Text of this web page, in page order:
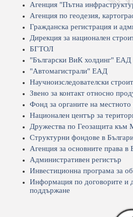
Агенция "Пътна
Агенция по геодезия,
Гражданска регистрация и
Дирекция за национален
БГТОЛ
"Български ВиК холдинг" ЕАД
"Автомагистрали" ЕАД
Научноизследователски
Звено за контакт относно
Фонд за органите на
Национален център за
Дружества по Геозащита към
Структурни фондове в
Агенция за основните права в
Административен регистър
Инвестиционна програма за
Информация по договорите и
поддържане